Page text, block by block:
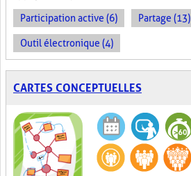
Participation active (6) Partage (13)
Outil électronique (4)
CARTES CONCEPTUELLES